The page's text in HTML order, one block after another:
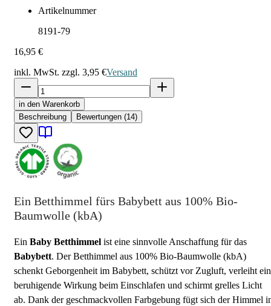
Artikelnummer
8191-79
16,95 €
inkl. MwSt. zzgl. 3,95 €Versand
in den Warenkorb
Beschreibung
Bewertungen (14)
Ein Betthimmel fürs Babybett aus 100% Bio-
Baumwolle (kbA)
Ein Baby Betthimmel ist eine sinnvolle Anschaffung für das
Babybett. Der Betthimmel aus 100% Bio-Baumwolle (kbA)
schenkt Geborgenheit im Babybett, schützt vor Zugluft, verleiht
beruhigende Wirkung beim Einschlafen und schirmt grelles Licht
ab. Dank der geschmackvollen Farbgebung fügt sich der Himmel